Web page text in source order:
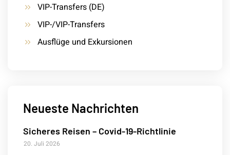
VIP-Transfers (DE)
VIP-/VIP-Transfers
Ausflüge und Exkursionen
Neueste Nachrichten
Sicheres Reisen – Covid-19-Richtlinie
20. Juli 2026